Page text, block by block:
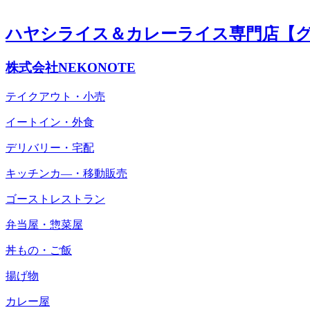
ハヤシライス＆カレーライス専門店【
株式会社NEKONOTE
テイクアウト・小売
イートイン・外食
デリバリー・宅配
キッチンカ―・移動販売
ゴーストレストラン
弁当屋・惣菜屋
丼もの・ご飯
揚げ物
カレー屋